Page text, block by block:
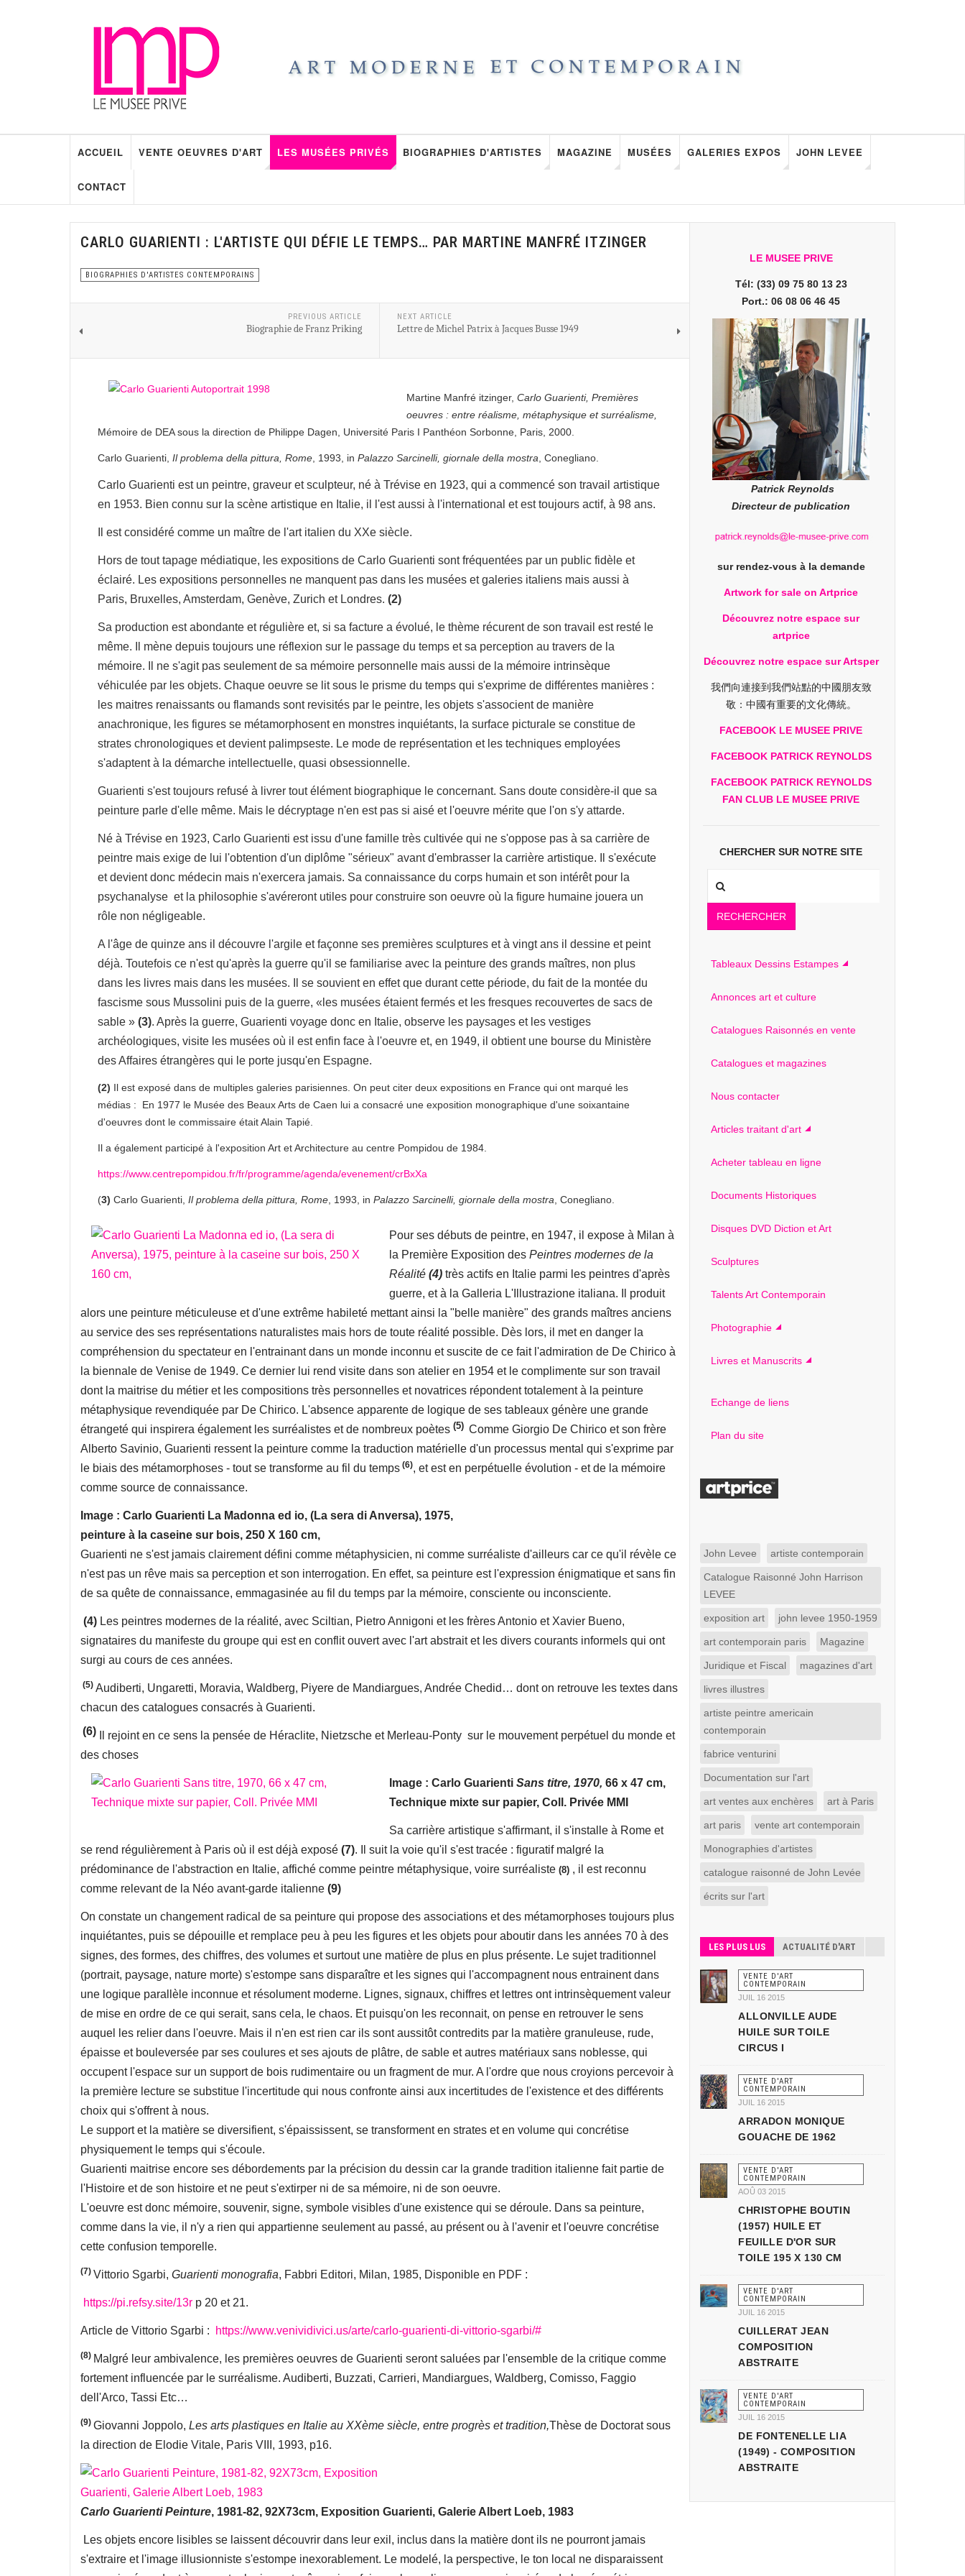
ACCUEIL VENTE OEUVRES D'ART LES MUSÉES PRIVÉS BIOGRAPHIES D'ARTISTES MAGAZINE MUSÉES GALERIES EXPOS JOHN LEVEE
CONTACT
CARLO GUARIENTI : L'ARTISTE QUI DÉFIE LE TEMPS… PAR MARTINE MANFRÉ ITZINGER
BIOGRAPHIES D'ARTISTES CONTEMPORAINS
PREVIOUS ARTICLE
Biographie de Franz Priking
NEXT ARTICLE
Lettre de Michel Patrix à Jacques Busse 1949
Martine Manfré itzinger, Carlo Guarienti, Premières
oeuvres : entre réalisme, métaphysique et surréalisme,
Mémoire de DEA sous la direction de Philippe Dagen, Université Paris I Panthéon Sorbonne, Paris, 2000.
Carlo Guarienti, Il problema della pittura, Rome , 1993, in Palazzo Sarcinelli, giornale della mostra , Conegliano.
Carlo Guarienti est un peintre, graveur et sculpteur, né à Trévise en 1923, qui a commencé son travail artistique
en 1953. Bien connu sur la scène artistique en Italie, il l'est aussi à l'international et est toujours actif, à 98 ans.
Il est considéré comme un maître de l'art italien du XXe siècle.
Hors de tout tapage médiatique, les expositions de Carlo Guarienti sont fréquentées par un public fidèle et
éclairé. Les expositions personnelles ne manquent pas dans les musées et galeries italiens mais aussi à
Paris, Bruxelles, Amsterdam, Genève, Zurich et Londres. (2)
Sa production est abondante et régulière et, si sa facture a évolué, le thème récurent de son travail est resté le
même. Il mène depuis toujours une réflexion sur le passage du temps et sa perception au travers de la
mémoire. Il ne s'agit pas seulement de sa mémoire personnelle mais aussi de la mémoire intrinsèque
véhiculée par les objets. Chaque oeuvre se lit sous le prisme du temps qui s'exprime de différentes manières :
les maitres renaissants ou flamands sont revisités par le peintre, les objets s'associent de manière
anachronique, les figures se métamorphosent en monstres inquiétants, la surface picturale se constitue de
strates chronologiques et devient palimpseste. Le mode de représentation et les techniques employées
s'adaptent à la démarche intellectuelle, quasi obsessionnelle.
Guarienti s'est toujours refusé à livrer tout élément biographique le concernant. Sans doute considère-il que sa
peinture parle d'elle même. Mais le décryptage n'en est pas si aisé et l'oeuvre mérite que l'on s'y attarde.
Né à Trévise en 1923, Carlo Guarienti est issu d'une famille très cultivée qui ne s'oppose pas à sa carrière de
peintre mais exige de lui l'obtention d'un diplôme "sérieux" avant d'embrasser la carrière artistique. Il s'exécute
et devient donc médecin mais n'exercera jamais. Sa connaissance du corps humain et son intérêt pour la
psychanalyse et la philosophie s'avéreront utiles pour construire son oeuvre où la figure humaine jouera un
rôle non négligeable.
A l'âge de quinze ans il découvre l'argile et façonne ses premières sculptures et à vingt ans il dessine et peint
déjà. Toutefois ce n'est qu'après la guerre qu'il se familiarise avec la peinture des grands maîtres, non plus
dans les livres mais dans les musées. Il se souvient en effet que durant cette période, du fait de la montée du
fascisme sous Mussolini puis de la guerre, «les musées étaient fermés et les fresques recouvertes de sacs de
sable » (3). Après la guerre, Guarienti voyage donc en Italie, observe les paysages et les vestiges
archéologiques, visite les musées où il est enfin face à l'oeuvre et, en 1949, il obtient une bourse du Ministère
des Affaires étrangères qui le porte jusqu'en Espagne.
(2) Il est exposé dans de multiples galeries parisiennes. On peut citer deux expositions en France qui ont marqué les
médias : En 1977 le Musée des Beaux Arts de Caen lui a consacré une exposition monographique d'une soixantaine
d'oeuvres dont le commissaire était Alain Tapié.
Il a également participé à l'exposition Art et Architecture au centre Pompidou de 1984.
https://www.centrepompidou.fr/fr/programme/agenda/evenement/crBxXa
(3) Carlo Guarienti, Il problema della pittura, Rome , 1993, in Palazzo Sarcinelli, giornale della mostra , Conegliano.
Pour ses débuts de peintre, en 1947, il expose à Milan à
la Première Exposition des Peintres modernes de la
Réalité (4) très actifs en Italie parmi les peintres d'après
guerre, et à la Galleria L'Illustrazione italiana. Il produit
alors une peinture méticuleuse et d'une extrême habileté mettant ainsi la "belle manière" des grands maîtres anciens
au service des ses représentations naturalistes mais hors de toute réalité possible. Dès lors, il met en danger la
compréhension du spectateur en l'entrainant dans un monde inconnu et suscite de ce fait l'admiration de De Chirico à
la biennale de Venise de 1949. Ce dernier lui rend visite dans son atelier en 1954 et le complimente sur son travail
dont la maitrise du métier et les compositions très personnelles et novatrices répondent totalement à la peinture
métaphysique revendiquée par De Chirico. L'absence apparente de logique de ses tableaux génère une grande
étrangeté qui inspirera également les surréalistes et de nombreux poètes (5) Comme Giorgio De Chirico et son frère
Alberto Savinio, Guarienti ressent la peinture comme la traduction matérielle d'un processus mental qui s'exprime par
le biais des métamorphoses - tout se transforme au fil du temps (6), et est en perpétuelle évolution - et de la mémoire
comme source de connaissance.
Image : Carlo Guarienti La Madonna ed io, (La sera di Anversa), 1975,
peinture à la caseine sur bois, 250 X 160 cm,
Guarienti ne s'est jamais clairement défini comme métaphysicien, ni comme surréaliste d'ailleurs car ce qu'il révèle ce
n'est pas un rêve mais sa perception et son interrogation. En effet, sa peinture est l'expression énigmatique et sans fin
de sa quête de connaissance, emmagasinée au fil du temps par la mémoire, consciente ou inconsciente.
(4) Les peintres modernes de la réalité, avec Sciltian, Pietro Annigoni et les frères Antonio et Xavier Bueno,
signataires du manifeste du groupe qui est en conflit ouvert avec l'art abstrait et les divers courants informels qui ont
surgi au cours de ces années.
(5) Audiberti, Ungaretti, Moravia, Waldberg, Piyere de Mandiargues, Andrée Chedid… dont on retrouve les textes dans
chacun des catalogues consacrés à Guarienti.
(6)
Il rejoint en ce sens la pensée de Héraclite, Nietzsche et Merleau-Ponty sur le mouvement perpétuel du monde et
des choses
Image : Carlo Guarienti Sans titre, 1970, 66 x 47 cm,
Technique mixte sur papier, Coll. Privée MMI
Sa carrière artistique s'affirmant, il s'installe à Rome et
se rend régulièrement à Paris où il est déjà exposé (7). Il suit la voie qu'il s'est tracée : figuratif malgré la
prédominance de l'abstraction en Italie, affiché comme peintre métaphysique, voire surréaliste (8) , il est reconnu
comme relevant de la Néo avant-garde italienne (9)
On constate un changement radical de sa peinture qui propose des associations et des métamorphoses toujours plus
inquiétantes, puis se dépouille et remplace peu à peu les figures et les objets pour aboutir dans les années 70 à des
signes, des formes, des chiffres, des volumes et surtout une matière de plus en plus présente. Le sujet traditionnel
(portrait, paysage, nature morte) s'estompe sans disparaître et les signes qui l'accompagnent nous entrainent dans
une logique parallèle inconnue et résolument moderne. Lignes, signaux, chiffres et lettres ont intrinsèquement valeur
de mise en ordre de ce qui serait, sans cela, le chaos. Et puisqu'on les reconnait, on pense en retrouver le sens
auquel les relier dans l'oeuvre. Mais il n'en est rien car ils sont aussitôt contredits par la matière granuleuse, rude,
épaisse et bouleversée par ses coulures et ses ajouts de plâtre, de sable et autres matériaux sans noblesse, qui
occupent l'espace sur un support de bois rudimentaire ou un fragment de mur. A l'ordre que nous croyions percevoir à
la première lecture se substitue l'incertitude qui nous confronte ainsi aux incertitudes de l'existence et des différents
choix qui s'offrent à nous.
Le support et la matière se diversifient, s'épaississent, se transforment en strates et en volume qui concrétise
physiquement le temps qui s'écoule.
Guarienti maitrise encore ses débordements par la précision du dessin car la grande tradition italienne fait partie de
l'Histoire et de son histoire et ne peut s'extirper ni de sa mémoire, ni de son oeuvre.
L'oeuvre est donc mémoire, souvenir, signe, symbole visibles d'une existence qui se déroule. Dans sa peinture,
comme dans la vie, il n'y a rien qui appartienne seulement au passé, au présent ou à l'avenir et l'oeuvre concrétise
cette confusion temporelle.
(7) Vittorio Sgarbi, Guarienti monografia, Fabbri Editori, Milan, 1985, Disponible en PDF :
https://pi.refsy.site/13r p 20 et 21.
Article de Vittorio Sgarbi : https://www.venividivici.us/arte/carlo-guarienti-di-vittorio-sgarbi/#
(8) Malgré leur ambivalence, les premières oeuvres de Guarienti seront saluées par l'ensemble de la critique comme
fortement influencée par le surréalisme. Audiberti, Buzzati, Carrieri, Mandiargues, Waldberg, Comisso, Faggio
dell'Arco, Tassi Etc…
(9) Giovanni Joppolo, Les arts plastiques en Italie au XXème siècle, entre progrès et tradition,Thèse de Doctorat sous
la direction de Elodie Vitale, Paris VIII, 1993, p16.
Carlo Guarienti Peinture, 1981-82, 92X73cm, Exposition Guarienti, Galerie Albert Loeb, 1983
Les objets encore lisibles se laissent découvrir dans leur exil, inclus dans la matière dont ils ne pourront jamais
s'extraire et l'image illusionniste s'estompe inexorablement. Le modelé, la perspective, le ton local ne disparaissent
LE MUSEE PRIVE
Tél: (33) 09 75 80 13 23
Port.: 06 08 06 46 45
Patrick Reynolds
Directeur de publication
sur rendez-vous à la demande
Artwork for sale on Artprice
Découvrez notre espace sur
artprice
Découvrez notre espace sur Artsper
我們向連接到我們站點的中國朋友致
敬：中國有重要的文化傳統。
FACEBOOK LE MUSEE PRIVE
FACEBOOK PATRICK REYNOLDS
FACEBOOK PATRICK REYNOLDS
FAN CLUB LE MUSEE PRIVE
CHERCHER SUR NOTRE SITE
RECHERCHER
Tableaux Dessins Estampes
Annonces art et culture
Catalogues Raisonnés en vente
Catalogues et magazines
Nous contacter
Articles traitant d'art
Acheter tableau en ligne
Documents Historiques
Disques DVD Diction et Art
Sculptures
Talents Art Contemporain
Photographie
Livres et Manuscrits
Echange de liens
Plan du site
John Levee artiste contemporain
Catalogue Raisonné John Harrison
LEVEE
exposition art john levee 1950-1959
art contemporain paris Magazine
Juridique et Fiscal magazines d'art
livres illustres
artiste peintre americain
contemporain
fabrice venturini
Documentation sur l'art
art ventes aux enchères art à Paris
art paris vente art contemporain
Monographies d'artistes
catalogue raisonné de John Levée
écrits sur l'art
LES PLUS LUS ACTUALITÉ D'ART
VENTE D'ART
CONTEMPORAIN
JUIL 16 2015
ALLONVILLE AUDE
HUILE SUR TOILE
CIRCUS I
VENTE D'ART
CONTEMPORAIN
JUIL 16 2015
ARRADON MONIQUE
GOUACHE DE 1962
VENTE D'ART
CONTEMPORAIN
AOÛ 03 2015
CHRISTOPHE BOUTIN
(1957) HUILE ET
FEUILLE D'OR SUR
TOILE 195 X 130 CM
VENTE D'ART
CONTEMPORAIN
JUIL 16 2015
CUILLERAT JEAN
COMPOSITION
ABSTRAITE
VENTE D'ART
CONTEMPORAIN
JUIL 16 2015
DE FONTENELLE LIA
(1949) - COMPOSITION
ABSTRAITE